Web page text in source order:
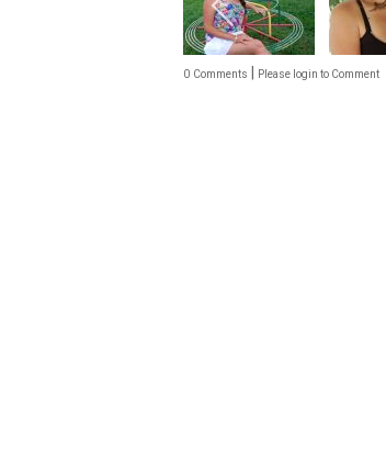
0 Comments | Please login to Comment